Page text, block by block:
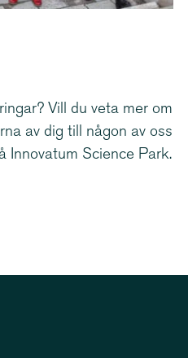
Vill du veta mer om
av dig till någon av oss
Innovatum Science Park.